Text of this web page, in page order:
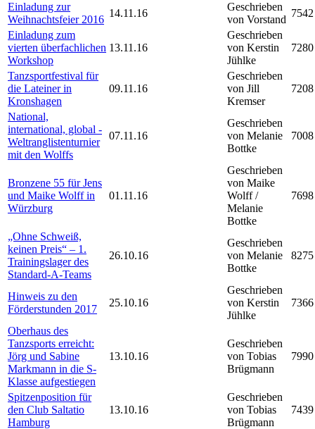
Einladung zur
Weihnachtsfeier 2016
14.11.16
Geschrieben
von Vorstand
7542
Einladung zum
vierten überfachlichen
Workshop
13.11.16
Geschrieben
von Kerstin
Jühlke
7280
Tanzsportfestival für
die Lateiner in
Kronshagen
09.11.16
Geschrieben
von Jill
Kremser
7208
National,
international, global -
Weltranglistenturnier
mit den Wolffs
07.11.16
Geschrieben
von Melanie
Bottke
7008
Bronzene 55 für Jens
und Maike Wolff in
Würzburg
01.11.16
Geschrieben
von Maike
Wolff /
Melanie
Bottke
7698
„Ohne Schweiß,
keinen Preis“ – 1.
Trainingslager des
Standard-A-Teams
26.10.16
Geschrieben
von Melanie
Bottke
8275
Hinweis zu den
Förderstunden 2017
25.10.16
Geschrieben
von Kerstin
Jühlke
7366
Oberhaus des
Tanzsports erreicht:
Jörg und Sabine
Markmann in die S-
Klasse aufgestiegen
13.10.16
Geschrieben
von Tobias
Brügmann
7990
Spitzenposition für
den Club Saltatio
Hamburg
13.10.16
Geschrieben
von Tobias
Brügmann
7439